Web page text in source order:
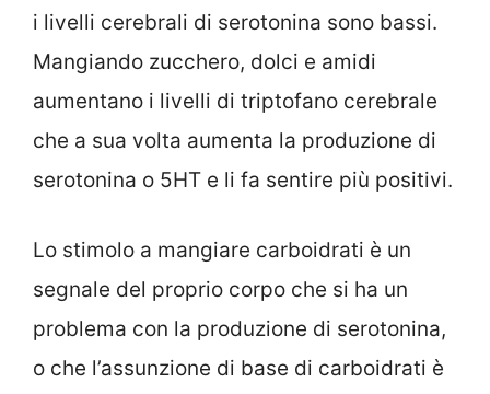
i livelli cerebrali di serotonina sono bassi.
Mangiando zucchero, dolci e amidi
aumentano i livelli di triptofano cerebrale
che a sua volta aumenta la produzione di
serotonina o 5HT e li fa sentire più positivi.
Lo stimolo a mangiare carboidrati è un
segnale del proprio corpo che si ha un
problema con la produzione di serotonina,
o che l’assunzione di base di carboidrati è